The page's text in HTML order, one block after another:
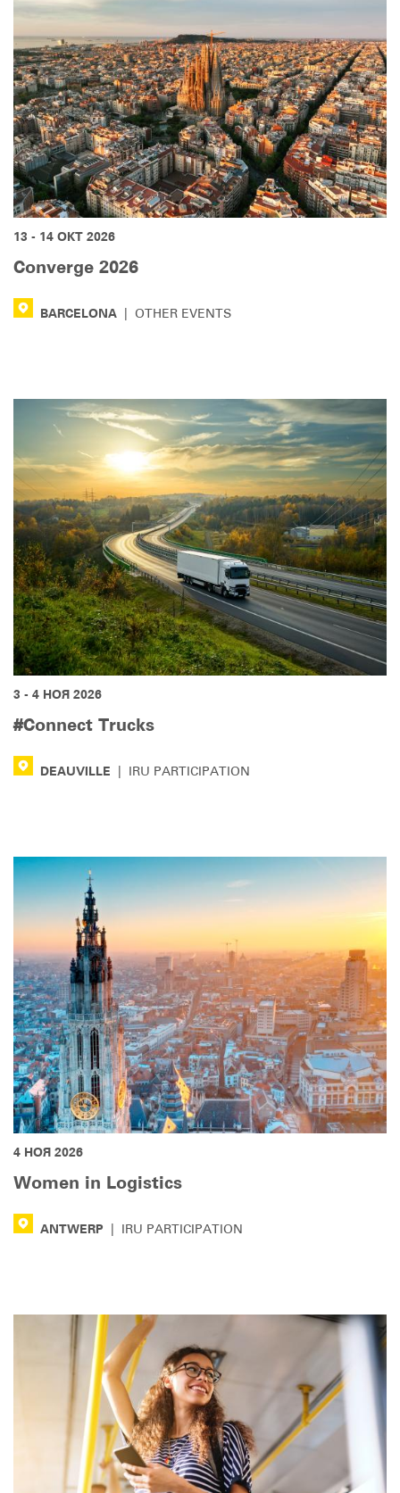
13 - 14 ОКТ 2026
Converge 2026
BARCELONA OTHER EVENTS
3 - 4 НОЯ 2026
#Connect Trucks
DEAUVILLE IRU PARTICIPATION
4 НОЯ 2026
Women in Logistics
ANTWERP IRU PARTICIPATION